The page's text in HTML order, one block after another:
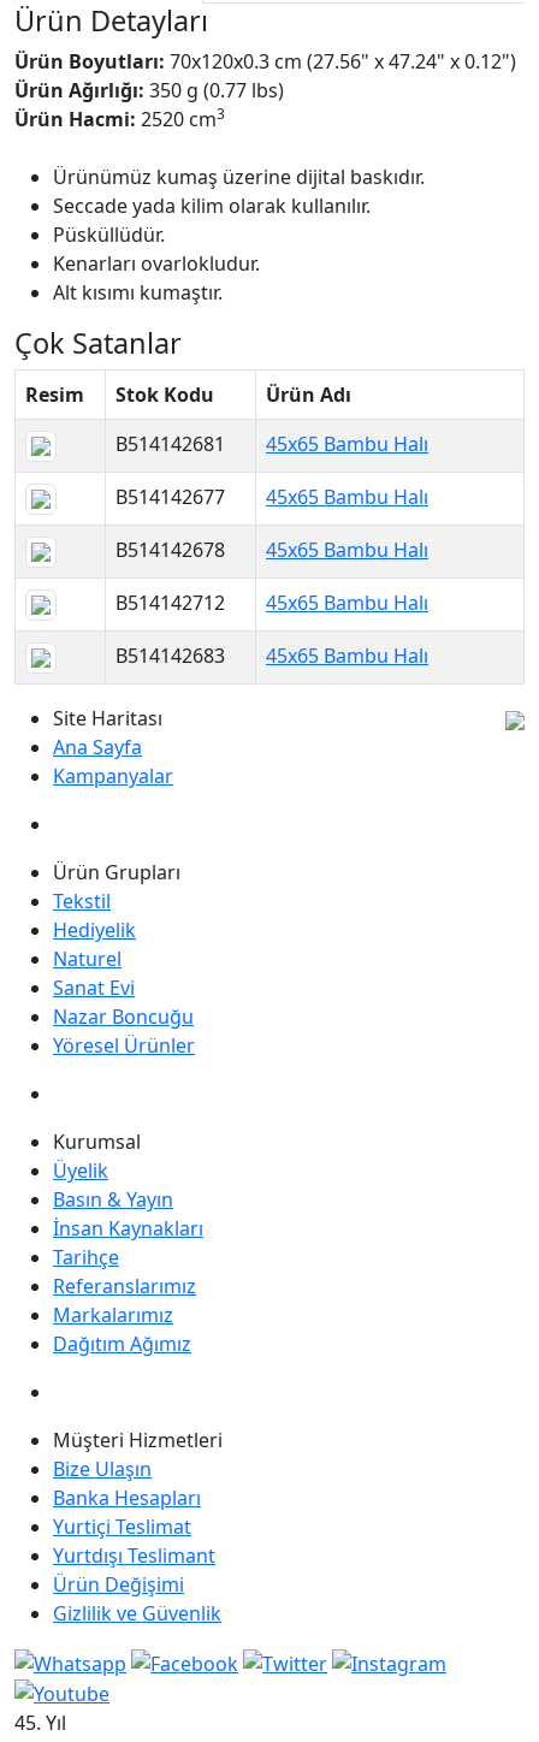
Ürün Detayları
Ürün Boyutları: 70x120x0.3 cm (27.56" x 47.24" x 0.12")
Ürün Ağırlığı: 350 g (0.77 lbs)
Ürün Hacmi: 2520 cm3
Ürünümüz kumaş üzerine dijital baskıdır.
Seccade yada kilim olarak kullanılır.
Püsküllüdür.
Kenarları ovarlokludur.
Alt kısımı kumaştır.
Çok Satanlar
Resim Stok Kodu
Ürün Adı
B514142681
45x65 Bambu Halı
B514142677
45x65 Bambu Halı
B514142678
45x65 Bambu Halı
B514142712
45x65 Bambu Halı
B514142683
45x65 Bambu Halı
Site Haritası
Ana Sayfa
Kampanyalar
Ürün Grupları
Tekstil
Hediyelik
Naturel
Sanat Evi
Nazar Boncuğu
Yöresel Ürünler
Kurumsal
Üyelik
Basın & Yayın
İnsan Kaynakları
Tarihçe
Referanslarımız
Markalarımız
Dağıtım Ağımız
Müşteri Hizmetleri
Bize Ulaşın
Banka Hesapları
Yurtiçi Teslimat
Yurtdışı Teslimant
Ürün Değişimi
Gizlilik ve Güvenlik
45. Yıl